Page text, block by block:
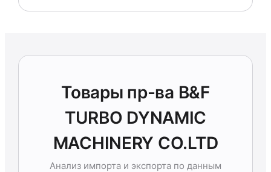
Товары пр-ва B&F
TURBO DYNAMIC
MACHINERY CO.LTD
Анализ импорта и экспорта по данным